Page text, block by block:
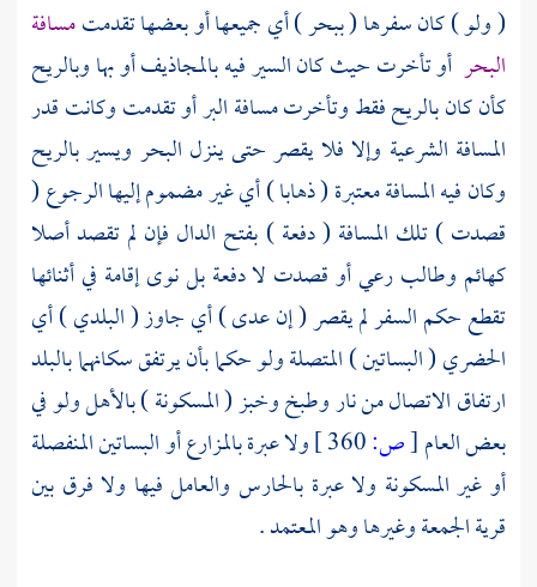
( ولو ) كان سفرها ( ببحر ) أي جميعها أو بعضها تقدمتمسافة
البحر أو تأخرت حيث كان السير فيه بالمجاذيف أو بها وبالريح
كأن كان بالريح فقط وتأخرت مسافة البر أو تقدمت وكانت قدر
المسافة الشرعية وإلا فلا يقصر حتى ينزل البحر ويسير بالريح
وكان فيه المسافة معتبرة ( ذهابا ) أي غير مضموم إليها الرجوع (
قصدت ) تلك المسافة ( دفعة ) بفتح الدال فإن لم تقصد أصلا
كهائم وطالب رعي أو قصدت لا دفعة بل نوى إقامة في أثنائها
تقطع حكم السفر لم يقصر ( إن عدى ) أي جاوز ( البلدي ) أي
الحضري ( البساتين ) المتصلة ولو حكما بأن يرتفق سكانهما بالبلد
ارتفاق الاتصال من نار وطبخ وخبز ( المسكونة ) بالأهل ولو في
بعض العام[ص:
ولا عبرة بالمزارع أو البساتين المنفصلة
أو غير المسكونة ولا عبرة بالحارس والعامل فيها ولا فرق بين
قرية الجمعة وغيرها وهو المعتمد .